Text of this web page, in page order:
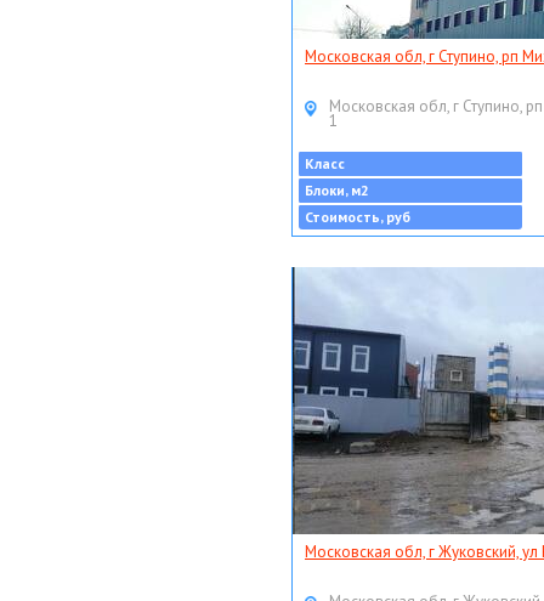
Московская обл, г Ступино, рп
Московская обл, г Ступино,
1
Класс
Блоки, м2
Стоимость, руб
Московская обл, г Жуковский,